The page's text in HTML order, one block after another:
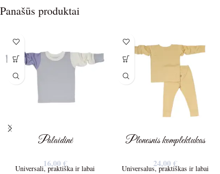
Panašūs produktai
Palaidinė
16,00 €
Universali, praktiška ir labai
Plonesnis komplektukas
24,00 €
Universalus, praktiškas ir labai